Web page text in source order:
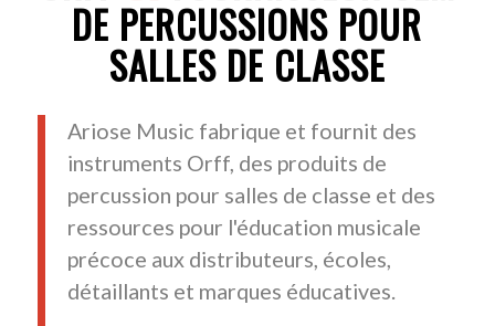
DE PERCUSSIONS POUR
SALLES DE CLASSE
Ariose Music fabrique et fournit des
instruments Orff, des produits de
percussion pour salles de classe et des
ressources pour l'éducation musicale
précoce aux distributeurs, écoles,
détaillants et marques éducatives.